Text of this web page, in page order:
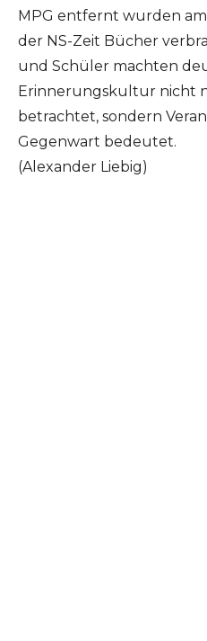
MPG entfernt wurden
der NS-Zeit Bücher
und Schüler machten
Erinnerungskultur nicht
betrachtet, sondern
Gegenwart bedeutet.
(Alexander Liebig)